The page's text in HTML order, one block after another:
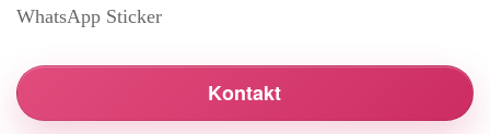
WhatsApp Sticker
Kontakt